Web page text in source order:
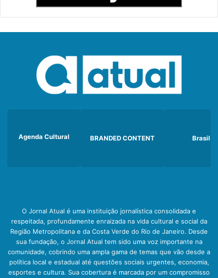
Agenda Cultural BRANDED CONTENT Brasil
O Jornal Atual é uma instituição jornalística consolidada e
respeitada, profundamente enraizada na vida cultural e social da
Região Metropolitana e da Costa Verde do Rio de Janeiro. Desde
sua fundação, o Jornal Atual tem sido uma voz importante na
comunidade, cobrindo uma ampla gama de temas que vão desde a
política local e estadual até questões sociais urgentes, economia,
esportes e cultura. Sua cobertura é marcada por um compromisso